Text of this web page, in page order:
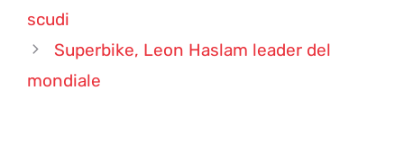
scudi
Superbike, Leon Haslam leader del
mondiale